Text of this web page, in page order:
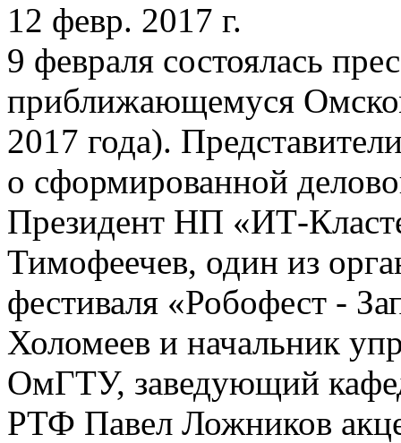
12 февр. 2017 г.
9 февраля состоялась
приближающемуся
2017 года).
о сформированной
Президент НП «ИТ-
Тимофеечев, один из
фестиваля «Робофест -
Холомеев и начальник
ОмГТУ, заведующий
РТФ Павел Ложников